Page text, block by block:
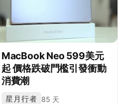
MacBook Neo 599美元
起 價格跌破門檻引發衝動
消費潮
星月行者 85 天